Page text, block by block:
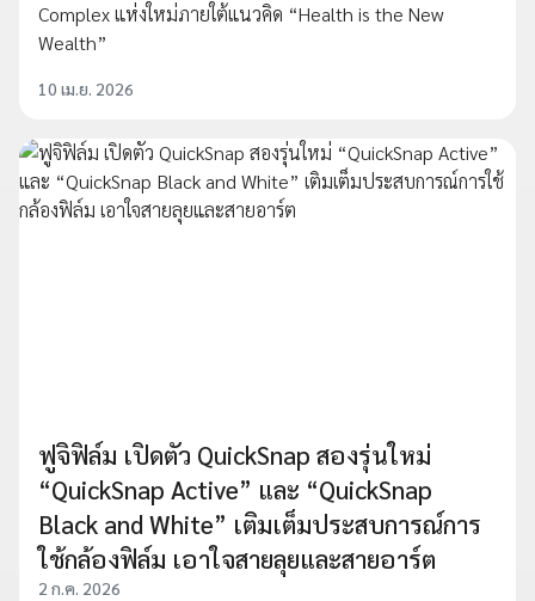
Complex แห่งใหม่ภายใต้แนวคิด “Health is the New
Wealth”
10 เม.ย. 2026
ฟูจิฟิล์ม เปิดตัว QuickSnap สองรุ่นใหม่
“QuickSnap Active” และ “QuickSnap
Black and White” เติมเต็มประสบการณ์การ
ใช้กล้องฟิล์ม เอาใจสายลุยและสายอาร์ต
2 ก.ค. 2026